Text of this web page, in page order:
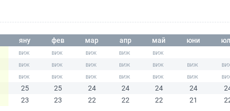
яну фев мар апр май юни
25 25 24 24 24 24
23 23 22 22 22 21